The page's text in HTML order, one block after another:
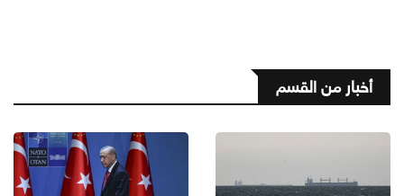
أخبار من القسم